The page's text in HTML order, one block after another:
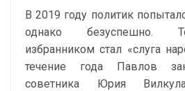
В 2019 году политик
однако безуспешно.
избранником стал «слуга
течение года Павлов
советника Юрия